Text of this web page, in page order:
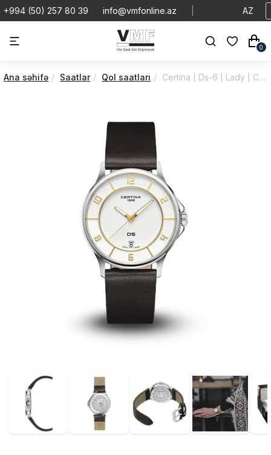
+994 (50) 257 80 39 info@vmfonline.az AZ
0
Ana səhifə Saatlar Qol saatları Certina | Ds-6 | Lady | C0392511701701